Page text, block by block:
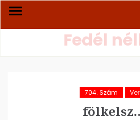
Fedél
704. Szám